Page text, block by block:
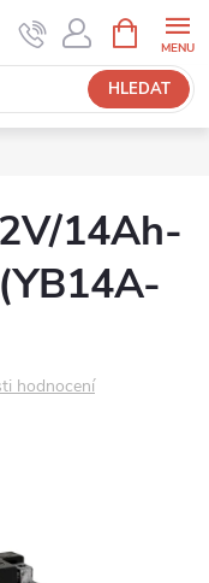
HLEDAT
NÁKUPNÍ
KOŠÍK
14Ah-
hodnocení